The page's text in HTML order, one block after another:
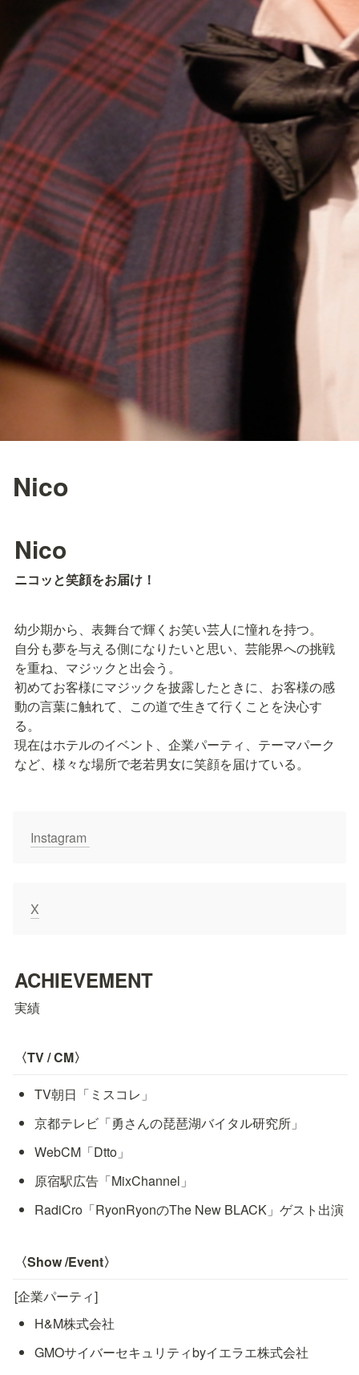
Nico
Nico
ニコッと笑顔をお届け！
幼少期から、表舞台で輝くお笑い芸人に憧れを持つ。
自分も夢を与える側になりたいと思い、芸能界への挑戦
を重ね、マジックと出会う。
初めてお客様にマジックを披露したときに、お客様の感
動の言葉に触れて、この道で生きて行くことを決心す
る。
現在はホテルのイベント、企業パーティ、テーマパーク
など、様々な場所で老若男女に笑顔を届けている。
Instagram
X
ACHIEVEMENT
実績
〈TV / CM〉
TV朝日「ミスコレ」
京都テレビ「勇さんの琵琶湖バイタル研究所」
WebCM「Dtto」
原宿駅広告「MixChannel」
RadiCro「RyonRyonのThe New BLACK」ゲスト出演
〈Show /Event〉
[企業パーティ]
H&M株式会社
GMOサイバーセキュリティbyイエラエ株式会社